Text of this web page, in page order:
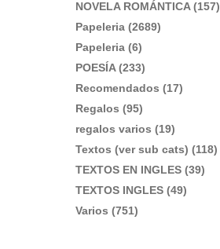
NOVELA ROMÁNTICA (157)
Papeleria (2689)
Papeleria (6)
POESÍA (233)
Recomendados (17)
Regalos (95)
regalos varios (19)
Textos (ver sub cats) (118)
TEXTOS EN INGLES (39)
TEXTOS INGLES (49)
Varios (751)